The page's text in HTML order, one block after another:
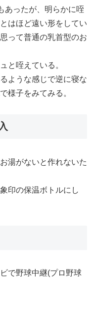
あったが、明らかに咥
はほど遠い形をしてい
って普通の乳首型のお
と咥えている。
ような感じで逆に寝な
様子をみてみる。
湯がないと作れないた
印の保温ボトルにし
で野球中継(プロ野球